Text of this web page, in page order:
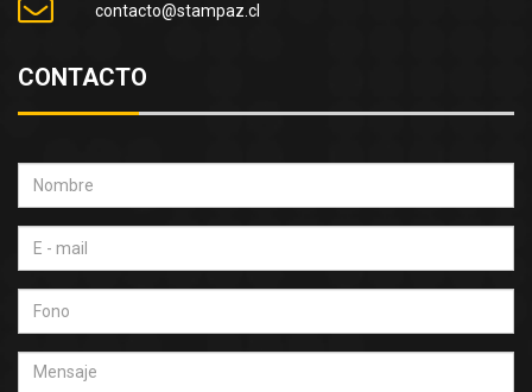
contacto@stampaz.cl
CONTACTO